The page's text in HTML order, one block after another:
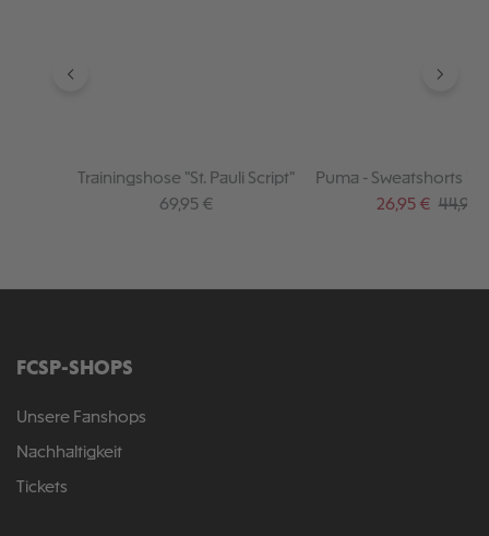
Trainingshose "St. Pauli Script"
Regulärer Preis:
69,95 €
Puma - Sweatshorts
2025-26
Verkaufspreis:
26,95 € 44,95
FCSP-SHOPS
Unsere Fanshops
Nachhaltigkeit
Tickets